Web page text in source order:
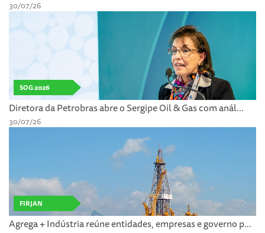
30/07/26
SOG 2026
Diretora da Petrobras abre o Sergipe Oil & Gas com anál...
30/07/26
FIRJAN
Agrega + Indústria reúne entidades, empresas e governo p...